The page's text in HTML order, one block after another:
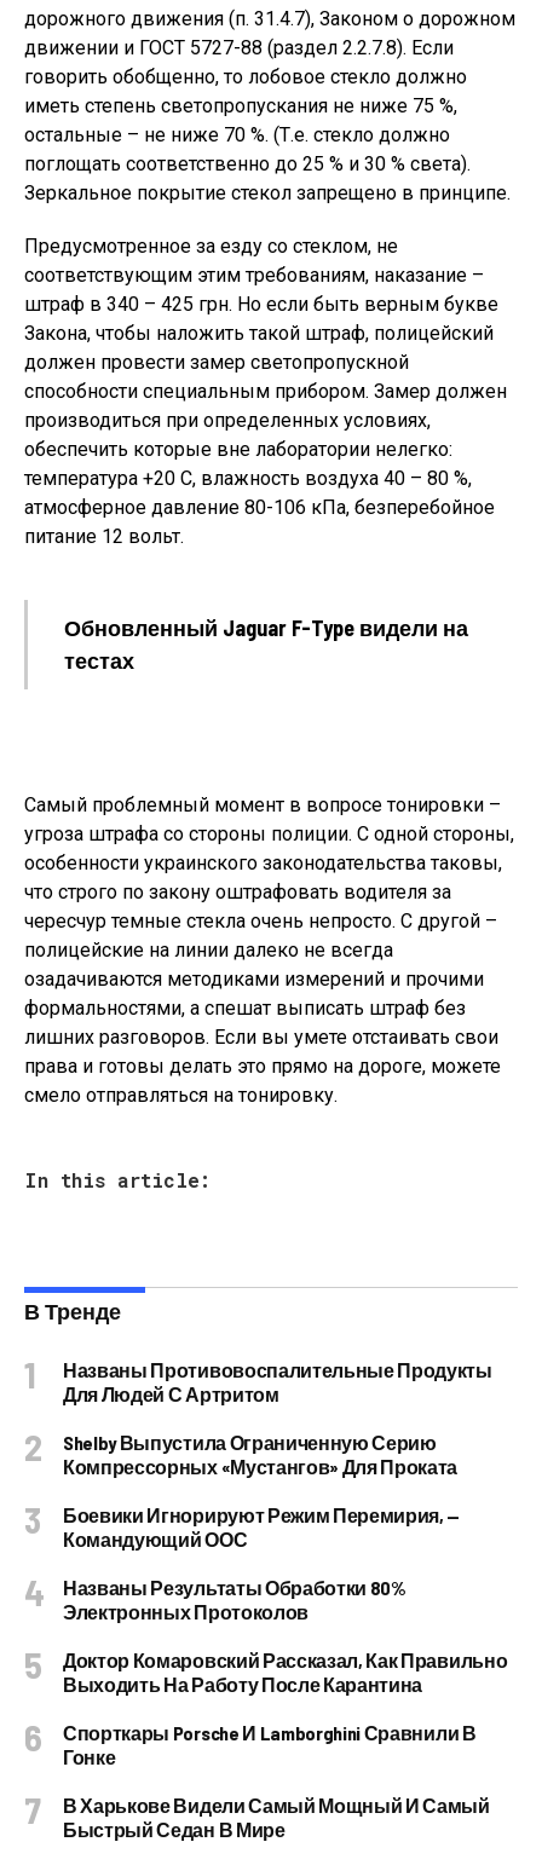
дорожного движения (п. 31.4.7), Законом о дорожном
движении и ГОСТ 5727-88 (раздел 2.2.7.8). Если
говорить обобщенно, то лобовое стекло должно
иметь степень светопропускания не ниже 75 %,
остальные – не ниже 70 %. (Т.е. стекло должно
поглощать соответственно до 25 % и 30 % света).
Зеркальное покрытие стекол запрещено в принципе.
Предусмотренное за езду со стеклом, не
соответствующим этим требованиям, наказание –
штраф в 340 – 425 грн. Но если быть верным букве
Закона, чтобы наложить такой штраф, полицейский
должен провести замер светопропускной
способности специальным прибором. Замер должен
производиться при определенных условиях,
обеспечить которые вне лаборатории нелегко:
температура +20 С, влажность воздуха 40 – 80 %,
атмосферное давление 80-106 кПа, безперебойное
питание 12 вольт.
Обновленный Jaguar F-Type видели на
тестах
Самый проблемный момент в вопросе тонировки –
угроза штрафа со стороны полиции. С одной стороны,
особенности украинского законодательства таковы,
что строго по закону оштрафовать водителя за
чересчур темные стекла очень непросто. С другой –
полицейские на линии далеко не всегда
озадачиваются методиками измерений и прочими
формальностями, а спешат выписать штраф без
лишних разговоров. Если вы умете отстаивать свои
права и готовы делать это прямо на дороге, можете
смело отправляться на тонировку.
In this article:
В Тренде
Названы Противовоспалительные Продукты
Для Людей С Артритом
Shelby Выпустила Ограниченную Серию
Компрессорных «Мустангов» Для Проката
Боевики Игнорируют Режим Перемирия, —
Командующий ООС
Названы Результаты Обработки 80%
Электронных Протоколов
Доктор Комаровский Рассказал, Как Правильно
Выходить На Работу После Карантина
Спорткары Porsche И Lamborghini Сравнили В
Гонке
В Харькове Видели Самый Мощный И Самый
Быстрый Седан В Мире